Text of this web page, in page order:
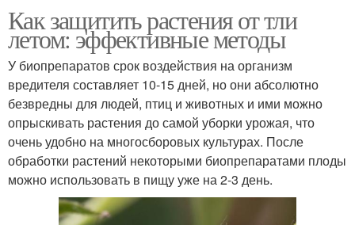
Как защитить растения от тли
летом: эффективные методы
У биопрепаратов срок воздействия на организм
вредителя составляет 10-15 дней, но они абсолютно
безвредны для людей, птиц и животных и ими можно
опрыскивать растения до самой уборки урожая, что
очень удобно на многосборовых культурах. После
обработки растений некоторыми биопрепаратами плоды
можно использовать в пищу уже на 2-3 день.